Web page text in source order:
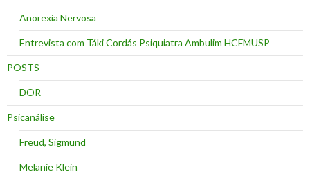
Anorexia Nervosa
Entrevista com Táki Cordás Psiquiatra Ambulim HCFMUSP
POSTS
DOR
Psicanálise
Freud, Sigmund
Melanie Klein